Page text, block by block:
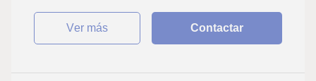
ver más Contactar